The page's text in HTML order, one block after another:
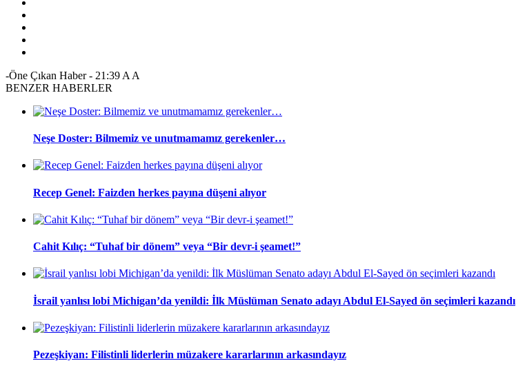
-Öne Çıkan Haber- 21:39 A A
BENZER HABERLER
Neşe Doster: Bilmemiz ve unutmamamız gerekenler…
Recep Genel: Faizden herkes payına düşeni alıyor
Cahit Kılıç: “Tuhaf bir dönem” veya “Bir devr-i şeamet!”
İsrail yanlısı lobi Michigan’da yenildi: İlk Müslüman Senato adayı Abdul El-Sayed ön seçimleri kazandı
Pezeşkiyan: Filistinli liderlerin müzakere kararlarının arkasındayız